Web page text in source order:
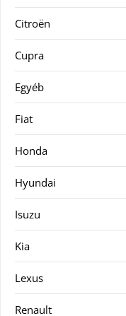
Citroën
Cupra
Egyéb
Fiat
Honda
Hyundai
Isuzu
Kia
Lexus
Renault